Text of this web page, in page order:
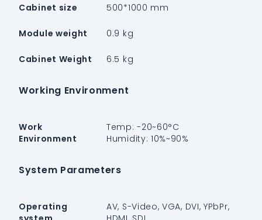
Cabinet size 500*1000 mm
Module weight 0.9 kg
Cabinet Weight 6.5 kg
Working Environment
Work
Environment
Temp: -20~60°C
Humidity: 10%~90%
System Parameters
Operating
AV, S-Video, VGA, DVI, YPbPr,